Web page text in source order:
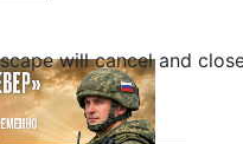
will cancel and